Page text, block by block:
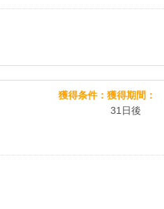
獲得条件
獲得期間
31日後